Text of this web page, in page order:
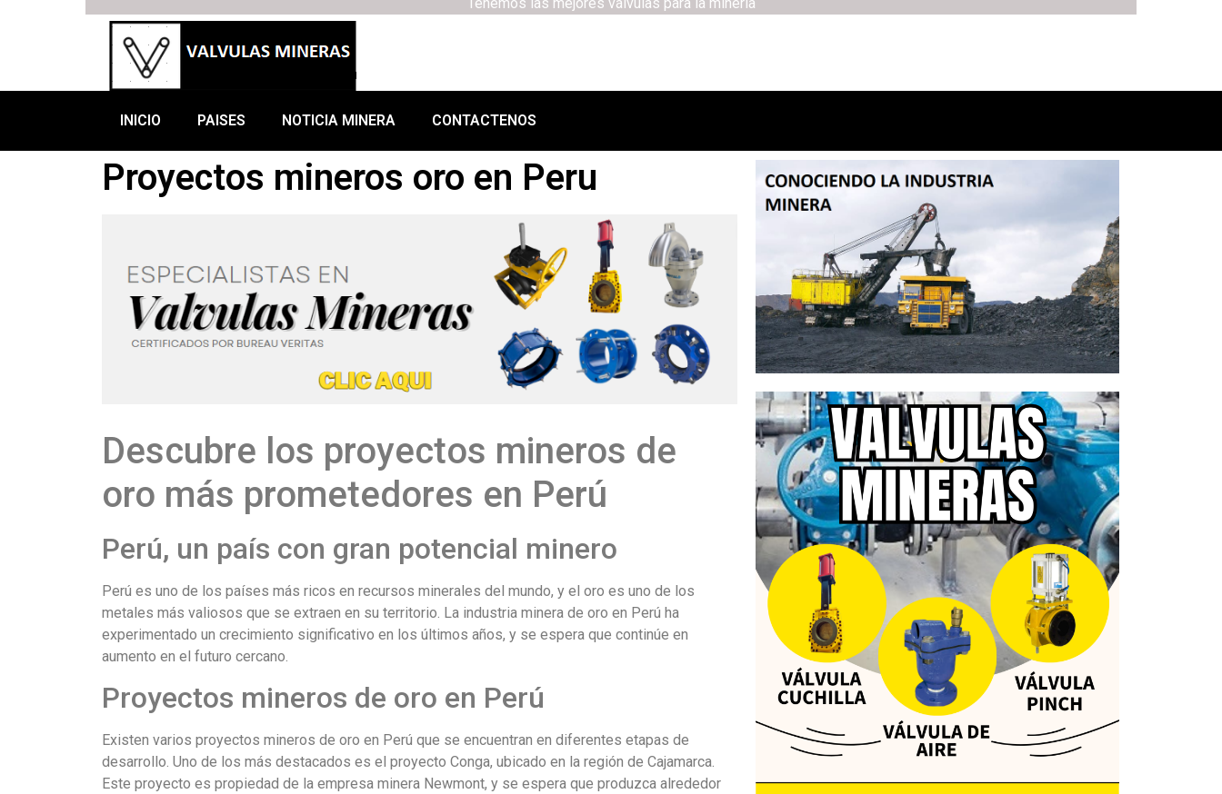
INICIO PAISES NOTICIA MINERA CONTACTENOS
Proyectos mineros oro en Peru
Descubre los proyectos mineros de
oro más prometedores en Perú
Perú, un país con gran potencial minero
Perú es uno de los países más ricos en recursos minerales del mundo, y el oro es uno de los
metales más valiosos que se extraen en su territorio. La industria minera de oro en Perú ha
experimentado un crecimiento significativo en los últimos años, y se espera que continúe en
aumento en el futuro cercano.
Proyectos mineros de oro en Perú
Existen varios proyectos mineros de oro en Perú que se encuentran en diferentes etapas de
desarrollo. Uno de los más destacados es el proyecto Conga, ubicado en la región de Cajamarca.
Este proyecto es propiedad de la empresa minera Newmont, y se espera que produzca alrededor